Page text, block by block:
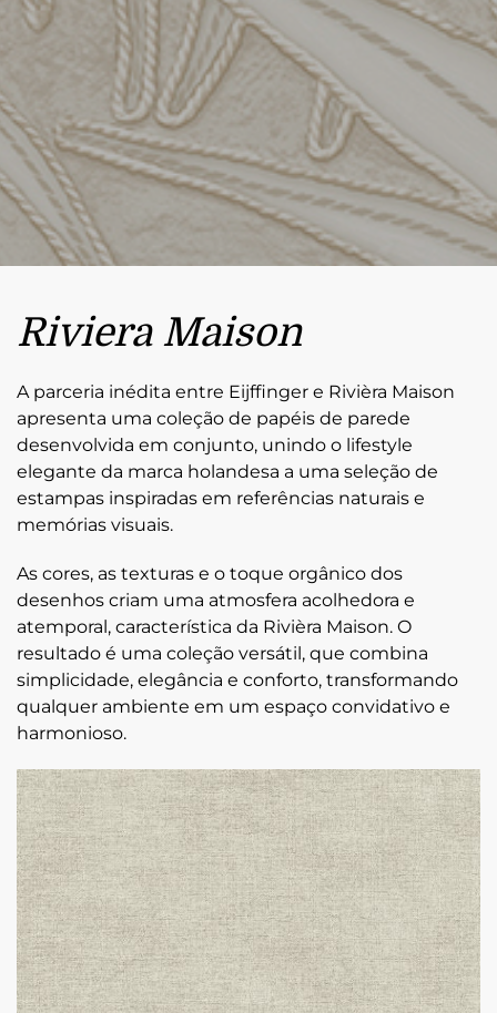
Riviera Maison
A parceria inédita entre Eijffinger e Rivièra Maison
apresenta uma coleção de papéis de parede
desenvolvida em conjunto, unindo o lifestyle
elegante da marca holandesa a uma seleção de
estampas inspiradas em referências naturais e
memórias visuais.
As cores, as texturas e o toque orgânico dos
desenhos criam uma atmosfera acolhedora e
atemporal, característica da Rivièra Maison. O
resultado é uma coleção versátil, que combina
simplicidade, elegância e conforto, transformando
qualquer ambiente em um espaço convidativo e
harmonioso.